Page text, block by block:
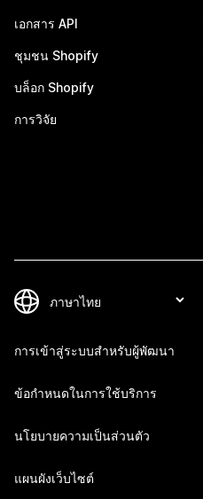
เอกสาร API
ชุมชน Shopify
บล็อก Shopify
การวิจัย
การเข้าสู่ระบบสำหรับผู้พัฒนา
ข้อกำหนดในการใช้บริการ
นโยบายความเป็นส่วนตัว
แผนผังเว็บไซต์